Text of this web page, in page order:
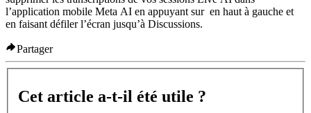
l’application mobile Meta AI en appuyant sur en haut à gauche et
en faisant défiler l’écran jusqu’à Discussions.
Partager
Cet article a-t-il été utile ?